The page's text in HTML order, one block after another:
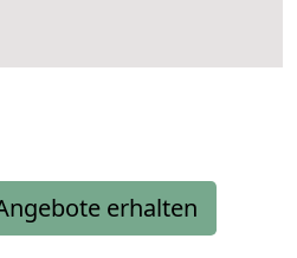
erhalten